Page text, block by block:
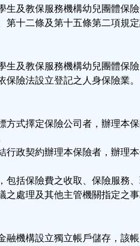
生及教保服務機構幼兒團體保
第十二條及第十五條第二項規
生及教保服務機構幼兒團體保
險法設立登記之人身保險業。
方式擇定保險公司者，辦理本
行政契約辦理本保險者，辦理
包括保險費之收取、保險服務
之處理及其他主管機關指定之
融機構設立獨立帳戶儲存，該